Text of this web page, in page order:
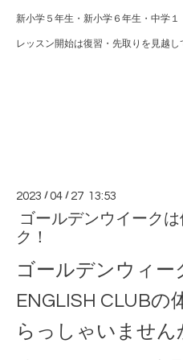
新小学５年生・新小学６年生・中学１
レッスン開始は復習・先取りを見越し
2023 /04 / 27 13:53
ゴールデンウイーク
ク！
ゴールデンウィ
ENGLISH CLUB
らっしゃいません